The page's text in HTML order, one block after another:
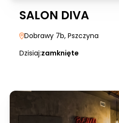
SALON DIVA
Dobrawy 7b, Pszczyna
Dzisiaj:zamknięte